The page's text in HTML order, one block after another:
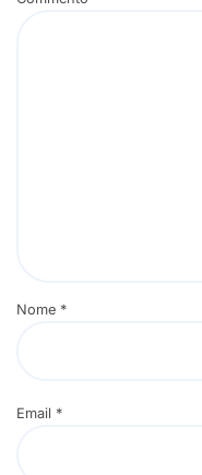
Nome *
Email *